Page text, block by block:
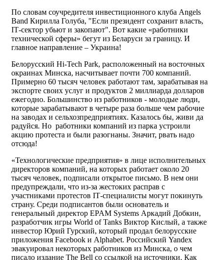
По словам соучредителя инвестиционного клуба Angels
Band Кирилла Голуба, "Если президент сохранит власть,
ІТ-сектор убьют и закопают". Вот какие «работники
технической сферы» бегут из Беларуси за границу. И
главное направление – Украина!
Белорусский Hi-Tech Park, расположенный на восточных
окраинах Минска, насчитывает почти 700 компаний.
Примерно 60 тысяч человек работают там, зарабатывая на
экспорте своих услуг и продуктов 2 миллиарда долларов
ежегодно. Большинство из работников - молодые люди,
которые зарабатывают в четыре раза больше чем рабочие
на заводах и сельхозпредприятиях. Казалось бы, живи да
радуйся. Но работники компаний из парка устроили
акцию протеста и были разогнаны. Значит, рвать надо
отсюда!
«Технологические предприятия» в лице исполнительных
директоров компаний, на которых работает около 20
тысяч человек, подписали открытое письмо. В нем они
предупреждали, что из-за жестоких расправ с
участниками протестов ІТ-специалисты могут покинуть
страну. Среди подписантов были основатель и
генеральный директор EPAM Systems Аркадий Добкин,
разработчик игры World of Tanks Виктор Кислый, а также
инвестор Юрий Гурский, который продал белорусские
приложения Facebook и Alphabet. Российский Yandex
эвакуировал некоторых работников из Минска, о чем
писало издание The Bell со ссылкой на источники. Как